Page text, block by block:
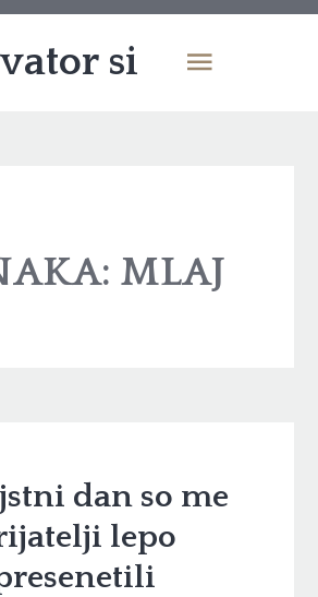
si
MLAJ
dan so me
lepo